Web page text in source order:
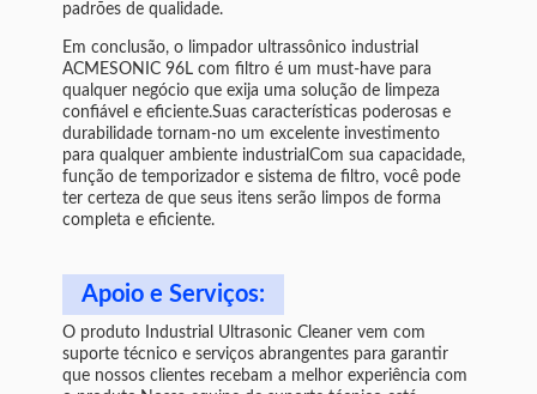
padrões de qualidade.
Em conclusão, o limpador ultrassônico industrial
ACMESONIC 96L com filtro é um must-have para
qualquer negócio que exija uma solução de limpeza
confiável e eficiente.Suas características poderosas e
durabilidade tornam-no um excelente investimento
para qualquer ambiente industrialCom sua capacidade,
função de temporizador e sistema de filtro, você pode
ter certeza de que seus itens serão limpos de forma
completa e eficiente.
Apoio e Serviços:
O produto Industrial Ultrasonic Cleaner vem com
suporte técnico e serviços abrangentes para garantir
que nossos clientes recebam a melhor experiência com